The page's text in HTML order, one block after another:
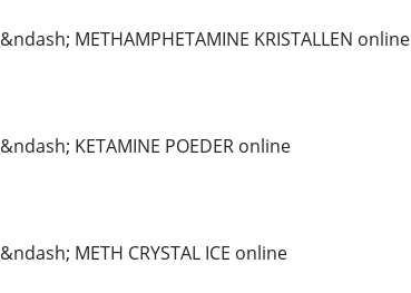
&ndash; METHAMPHETAMINE KRISTALLEN online
&ndash; KETAMINE POEDER online
&ndash; METH CRYSTAL ICE online